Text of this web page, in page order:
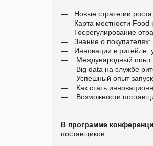
— Новые стратегии
— Карта местности Food
— Госрегулирование
— Знание о покупателях:
— Инновации в ритейле,
—
Международный опыт
—
Big data на службе
—
Успешный опыт
—
Как стать
—
Возможности
В программе
поставщиков: